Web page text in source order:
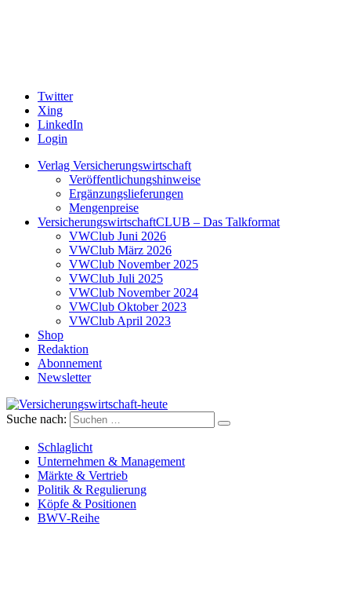
Twitter
Xing
LinkedIn
Login
Verlag Versicherungswirtschaft
Veröffentlichungshinweise
Ergänzungslieferungen
Mengenpreise
VersicherungswirtschaftCLUB – Das Talkformat
VWClub Juni 2026
VWClub März 2026
VWClub November 2025
VWClub Juli 2025
VWClub November 2024
VWClub Oktober 2023
VWClub April 2023
Shop
Redaktion
Abonnement
Newsletter
Versicherungswirtschaft-heute
Suche nach:
Schlaglicht
Unternehmen & Management
Märkte & Vertrieb
Politik & Regulierung
Köpfe & Positionen
BWV-Reihe